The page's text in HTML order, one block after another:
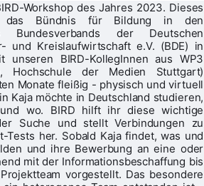
Workshop des Jahres 2023. Dieses
das Bündnis für Bildung in den
Bundesverbands der Deutschen
und Kreislaufwirtschaft e.V. (BDE) in
unseren BIRD-KollegInnen aus WP3
Hochschule der Medien Stuttgart)
Monate fleißig - physisch und virtuell
Kaja möchte in Deutschland studieren,
wo. BIRD hilft ihr diese wichtige
Suche und stellt Verbindungen zu
her. Sobald Kaja findet, was und
und ihre Bewerbung an eine oder
mit der Informationsbeschaffung bis
vorgestellt. Das besondere